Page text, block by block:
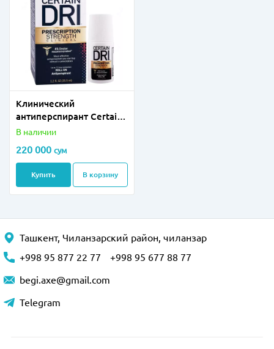
Клинический
антиперспирант Certain
Dri
В наличии
220 000 сум
Купить В корзину
Ташкент, Чиланзарский район, чиланзар
+998 95 877 22 77
+998 95 677 88 77
begi.axe@gmail.com
Telegram